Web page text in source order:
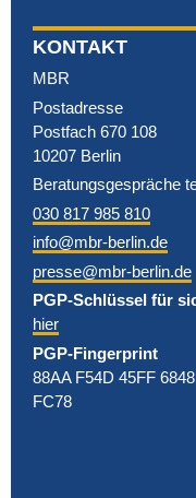
KONTAKT
MBR
Postadresse
Postfach 670 108
10207 Berlin
Beratungsgespräche
030 817 985 810
info@mbr-berlin.de
presse@mbr-berlin.de
PGP-Schlüssel für
hier
PGP-Fingerprint
88AA F54D 45FF
FC78